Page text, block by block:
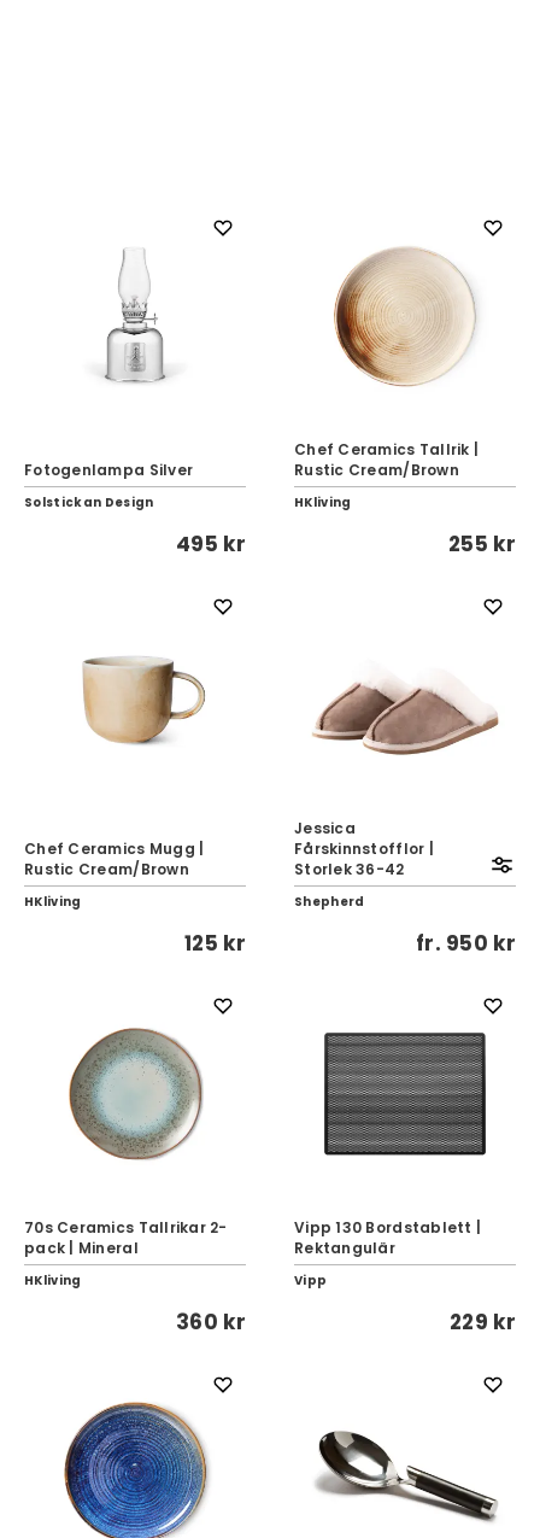
Fotogenlampa Silver
Solstickan Design
495 kr
Chef Ceramics Tallrik |
Rustic Cream/Brown
HKliving
255 kr
Chef Ceramics Mugg |
Rustic Cream/Brown
HKliving
125 kr
Jessica
Fårskinnstofflor |
Storlek 36-42
Shepherd
fr. 950 kr
70s Ceramics Tallrikar 2-
pack | Mineral
HKliving
360 kr
Vipp 130 Bordstablett |
Rektangulär
Vipp
229 kr